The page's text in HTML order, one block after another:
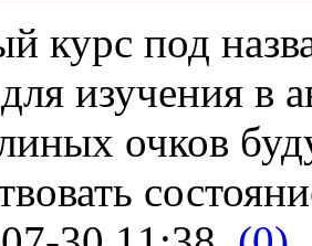
курс под
для изучения
очков